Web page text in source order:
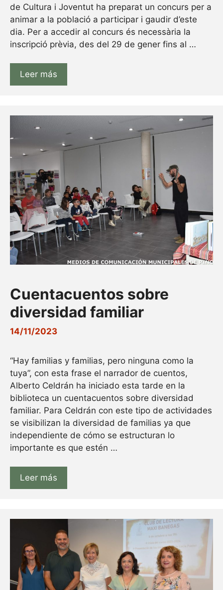
de Cultura i Joventut ha preparat un concurs per a
animar a la població a participar i gaudir d’este
dia. Per a accedir al concurs és necessària la
inscripció prèvia, des del 29 de gener fins al …
Leer más
Cuentacuentos sobre
diversidad familiar
14/11/2023
“Hay familias y familias, pero ninguna como la
tuya”, con esta frase el narrador de cuentos,
Alberto Celdrán ha iniciado esta tarde en la
biblioteca un cuentacuentos sobre diversidad
familiar. Para Celdrán con este tipo de actividades
se visibilizan la diversidad de familias ya que
independiente de cómo se estructuran lo
importante es que estén …
Leer más